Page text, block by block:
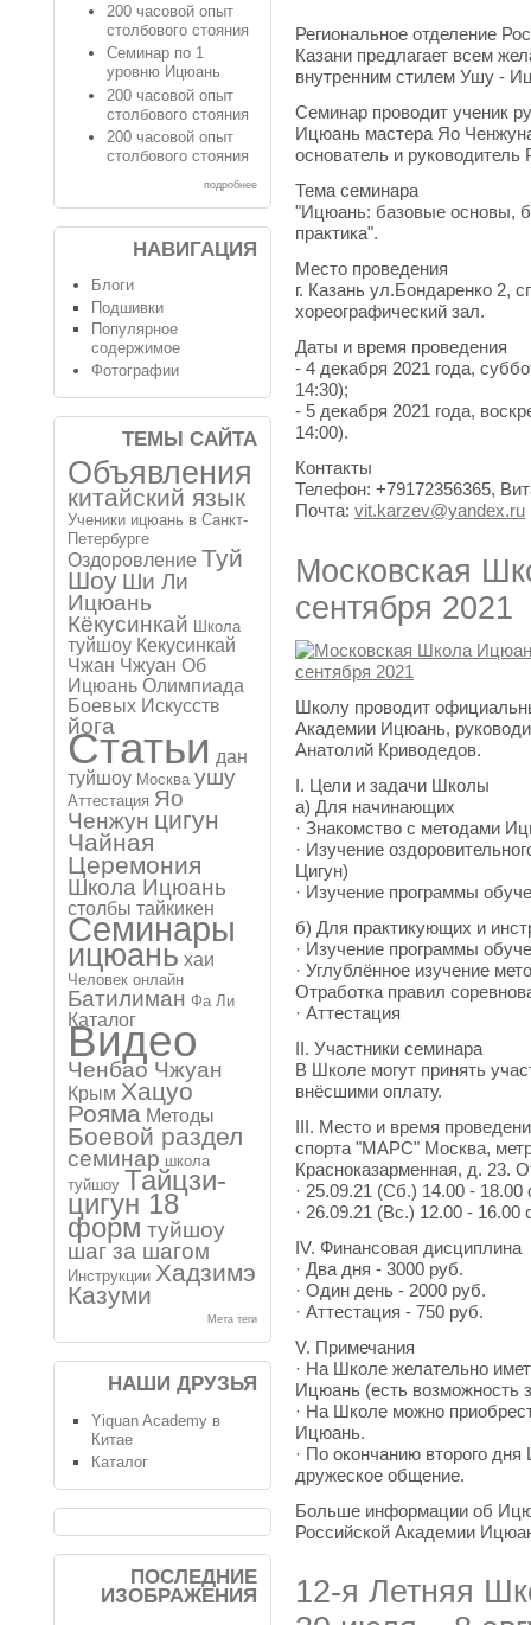
Региональное отделение
Казани предлагает всем
внутренним стилем Ушу -
Семинар проводит ученик
Ицюань мастера Яо
основатель и
Тема семинара
"Ицюань: базовые основы,
практика".
Место проведения
г. Казань ул.Бондаренко 2,
хореографический зал.
Даты и время проведения
- 4 декабря 2021 года,
14:30);
- 5 декабря 2021 года,
14:00).
Контакты
Телефон: +79172356365,
Почта: vit.karzev@yandex.ru
Московская
сентября 2021
Школу проводит
Академии Ицюань,
Анатолий Криводедов.
I. Цели и задачи Школы
а) Для начинающих
· Знакомство с методами
· Изучение
Цигун)
· Изучение программы
б) Для практикующих и
· Изучение программы
· Углублённое изучение
Отработка правил
· Аттестация
II. Участники семинара
В Школе могут принять
внёсшими оплату.
III. Место и время
спорта "МАРС" Москва,
Красноказарменная, д. 23.
· 25.09.21 (Сб.) 14.00 -
· 26.09.21 (Вс.) 12.00 - 16.00
IV. Финансовая дисциплина
· Два дня - 3000 руб.
· Один день - 2000 руб.
· Аттестация - 750 руб.
V. Примечания
· На Школе желательно
Ицюань (есть возможность
· На Школе можно
Ицюань.
· По окончанию второго
дружеское общение.
Больше информации об
Российской Академии
12-я Летняя
200 часовой опыт
столбового стояния
Семинар по 1
уровню Ицюань
200 часовой опыт
столбового стояния
200 часовой опыт
столбового стояния
подробнее
НАВИГАЦИЯ
Блоги
Подшивки
Популярное
содержимое
Фотографии
ТЕМЫ САЙТА
Объявления
китайский язык
Ученики ицюань в Санкт-
Петербурге
Оздоровление Туй
Шоу Ши Ли
Ицюань
Кёкусинкай Школа
туйшоу Кекусинкай
Чжан Чжуан Об
Ицюань Олимпиада
Боевых Искусств
йога
Статьи дан
туйшоу Москва ушу
Аттестация Яо
Ченжун цигун
Чайная
Церемония
Школа Ицюань
столбы тайкикен
Семинары
ицюань хаи
Человек онлайн
Батилиман Фа Ли
Каталог
Видео
Ченбао Чжуан
Крым Хацуо
Рояма Методы
Боевой раздел
семинар школа
туйшоу Тайцзи-
цигун 18
форм туйшоу
шаг за шагом
Инструкции Хадзимэ
Казуми
Мета теги
НАШИ ДРУЗЬЯ
Yiquan Academy в
Китае
Каталог
ПОСЛЕДНИЕ
ИЗОБРАЖЕНИЯ